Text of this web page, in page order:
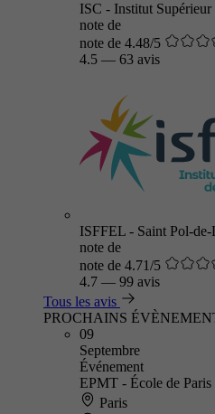
ISC - Institut
note de
note de 4.48/5
4.5 — 63 avis
ISFFEL - Saint Pol-de-
note de
note de 4.71/5
4.7 — 99 avis
Tous les avis
PROCHAINS
09
Septembre
Événement
EPMT - École de Paris
Paris